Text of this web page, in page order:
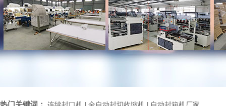
热门关键词：